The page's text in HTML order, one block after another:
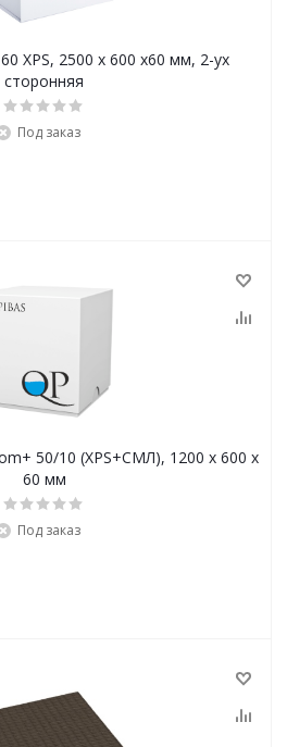
XPS, 2500 х 600 х60 мм, 2-ух
сторонняя
Под заказ
50/10 (XPS+СМЛ), 1200 x 600 x
60 мм
Под заказ